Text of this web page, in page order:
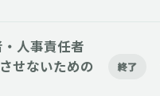
人事責任者
せないための
終了